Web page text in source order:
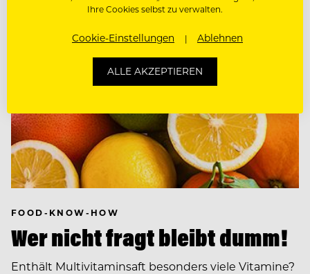
FOOD-KNOW-HOW
Wer nicht fragt bleibt dumm!
Enthält Multivitaminsaft besonders viele Vitamine?
Ihre Cookies selbst zu verwalten.
Cookie-Einstellungen Ablehnen
ALLE AKZEPTIEREN